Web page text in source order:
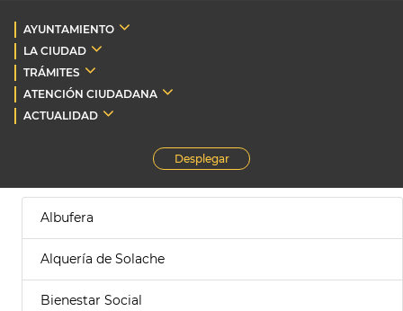
AYUNTAMIENTO
LA CIUDAD
TRÁMITES
ATENCIÓN CIUDADANA
ACTUALIDAD
Desplegar
Albufera
Alquería de Solache
Bienestar Social